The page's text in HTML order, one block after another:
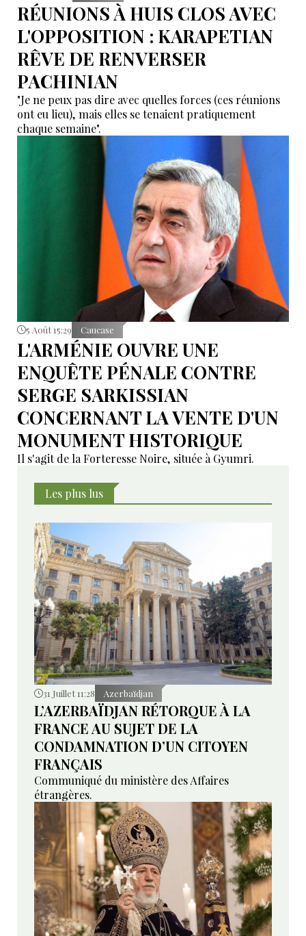
RÉUNIONS À HUIS CLOS AVEC
L'OPPOSITION : KARAPETIAN
RÊVE DE RENVERSER
PACHINIAN
"Je ne peux pas dire avec quelles forces (ces réunions
ont eu lieu), mais elles se tenaient pratiquement
chaque semaine".
5 Août 15:29 Caucase
L'ARMÉNIE OUVRE UNE
ENQUÊTE PÉNALE CONTRE
SERGE SARKISSIAN
CONCERNANT LA VENTE D'UN
MONUMENT HISTORIQUE
Il s'agit de la Forteresse Noire, située à Gyumri.
Les plus lus
31 Juillet 11:28 Azerbaïdjan
L’AZERBAÏDJAN RÉTORQUE À LA
FRANCE AU SUJET DE LA
CONDAMNATION D’UN CITOYEN
FRANÇAIS
Communiqué du ministère des Affaires
étrangères.